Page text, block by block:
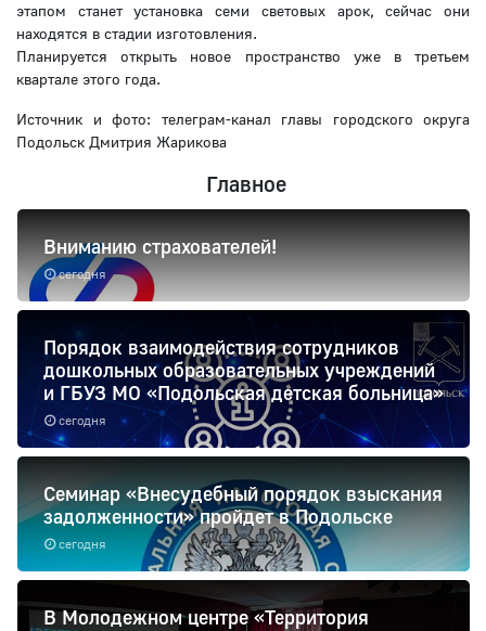
этапом станет установка семи световых арок, сейчас они
находятся в стадии изготовления.
Планируется открыть новое пространство уже в третьем
квартале этого года.
Источник и фото: телеграм-канал главы городского округа
Подольск Дмитрия Жарикова
Главное
сегодня
Вниманию страхователей!
сегодня
Порядок взаимодействия сотрудников
дошкольных образовательных учреждений
и ГБУЗ МО «Подольская детская больница»
сегодня
Семинар «Внесудебный порядок взыскания
задолженности» пройдет в Подольске
В Молодежном центре «Территория